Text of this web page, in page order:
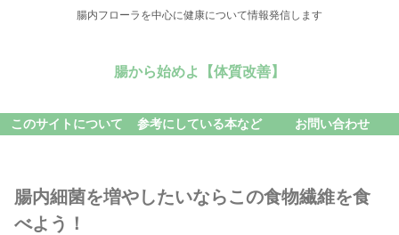
腸内フローラを中心に健康について情報発信します
腸から始めよ【体質改善】
このサイトについて 参考にしている本など お問い合わせ
腸内細菌を増やしたいならこの食物繊維を食
べよう！